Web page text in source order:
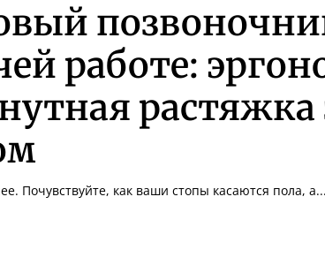
работе:
растяжка
Почувствуйте, как ваши стопы касаются пола, а...